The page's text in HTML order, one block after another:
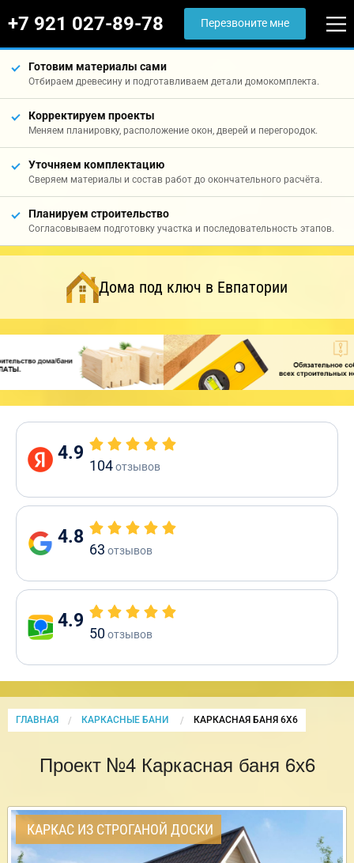
+7 921 027-89-78 Перезвоните мне
Готовим материалы сами
Отбираем древесину и подготавливаем детали домокомплекта.
Корректируем проекты
Меняем планировку, расположение окон, дверей и перегородок.
Уточняем комплектацию
Сверяем материалы и состав работ до окончательного расчёта.
Планируем строительство
Согласовываем подготовку участка и последовательность этапов.
Дома под ключ в Евпатории
4.9
104отзывов
4.8
63 отзывов
4.9
50отзывов
ГЛАВНАЯ КАРКАСНЫЕ БАНИ CURRENT:
КАРКАСНАЯ БАНЯ 6Х6
Проект №4 Каркасная баня 6х6
КАРКАС ИЗ СТРОГАНОЙ ДОСКИ